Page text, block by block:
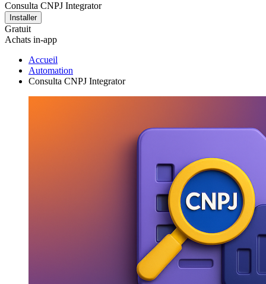
Consulta CNPJ Integrator
Installer
Gratuit
Achats in-app
Accueil
Automation
Consulta CNPJ Integrator